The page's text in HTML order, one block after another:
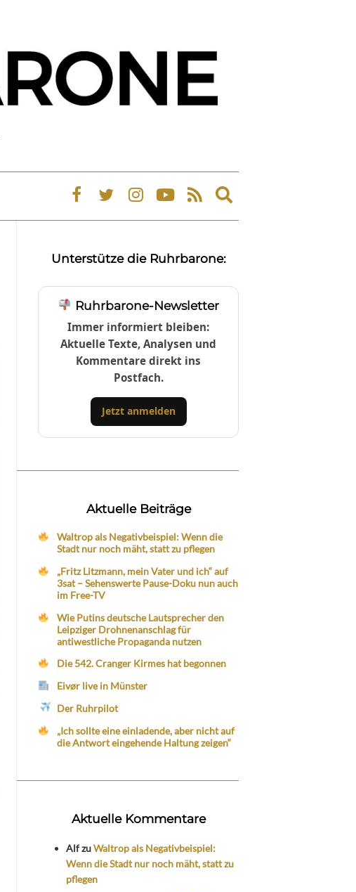
Expand
search
Unterstütze die Ruhrbarone:
Ruhrbarone-Newsletter
Immer informiert bleiben:
Aktuelle Texte, Analysen und
Kommentare direkt ins
Postfach.
Jetzt anmelden
Aktuelle Beiträge
Waltrop als Negativbeispiel: Wenn die
Stadt nur noch mäht, statt zu pflegen
„Fritz Litzmann, mein Vater und ich“ auf
3sat – Sehenswerte Pause-Doku nun auch
im Free-TV
Wie Putins deutsche Lautsprecher den
Leipziger Drohnenanschlag für
antiwestliche Propaganda nutzen
Die 542. Cranger Kirmes hat begonnen
Eivør live in Münster
Der Ruhrpilot
„Ich sollte eine einladende, aber nicht auf
die Antwort eingehende Haltung zeigen“
Aktuelle Kommentare
AlfzuWaltrop als Negativbeispiel:
Wenn die Stadt nur noch mäht, statt zu
pflegen